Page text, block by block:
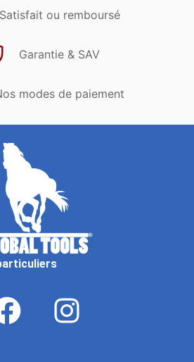
Satisfait ou remboursé
Garantie & SAV
modes de paiement